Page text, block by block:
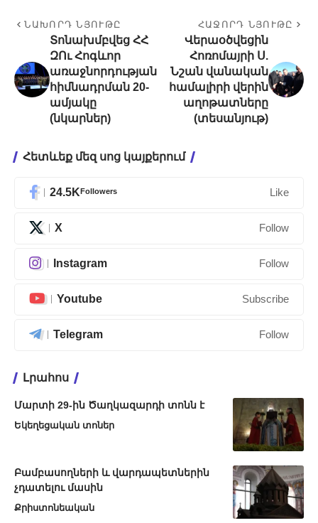
ՆԱԽՈՐԴ ՆՅՈՒԹԸ
Տոնախմբվեց ՀՀ
ԶՈւ Հոգևոր
առաջնորդության
հիմնադրման 20-
ամյակը
(նկարներ)
ՀԱՋՈՐԴ ՆՅՈՒԹԸ
Վերաօծվեցին
Հոռոմայրի Ս.
Նշան վանական
համալիրի վերին
աղոթատները
(տեսանյութ)
Հետևեք մեզ սոց կայքերում
24.5KFollowers Like
X Follow
Instagram Follow
Youtube Subscribe
Telegram Follow
Լրահոս
Մարտի 29-ին Ծաղկազարդի տոնն է
Եկեղեցական տոներ
Բամբասողների և վարդապետներին
չդատելու մասին
Քրիստոնեական